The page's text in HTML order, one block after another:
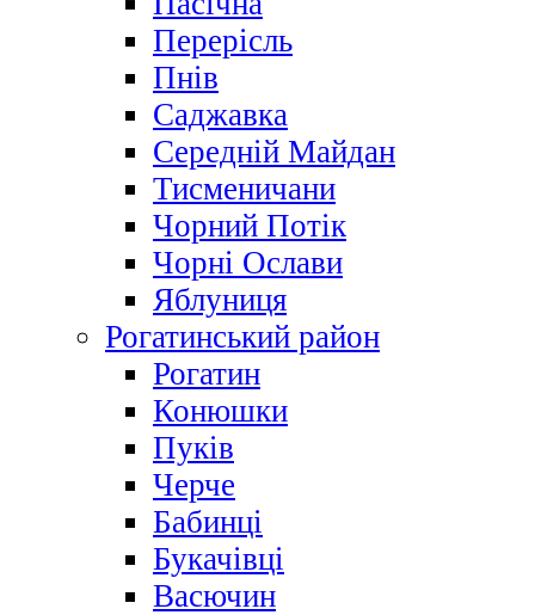
Перерісль
Пнів
Саджавка
Середній Майдан
Тисменичани
Чорний Потік
Чорні Ослави
Яблуниця
Рогатинський район
Рогатин
Конюшки
Пуків
Черче
Бабинці
Букачівці
Васючин